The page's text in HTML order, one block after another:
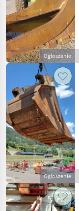
Ogłoszenie
Ogłoszenie